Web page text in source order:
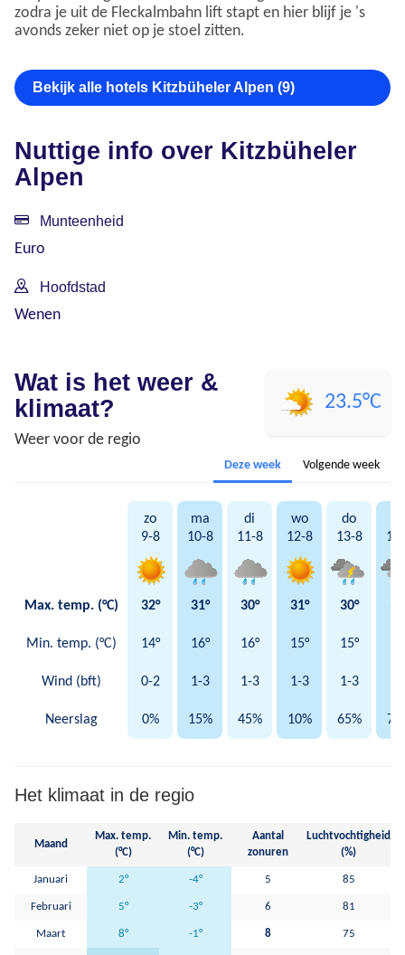
zodra je uit de Fleckalmbahn lift stapt en hier blijf je 's
avonds zeker niet op je stoel zitten.
Bekijk alle hotels Kitzbüheler Alpen (9)
Nuttige info over Kitzbüheler
Alpen
Munteenheid
Euro
Hoofdstad
Wenen
Wat is het weer &
klimaat?
Weer voor de regio
23.5°C
Deze week Volgende week
zo
9-8
ma
10-8
di
11-8
wo
12-8
do
13-8
Max. temp. (°C) 32° 31° 30° 31° 30°
Min. temp. (°C) 14° 16° 16° 15° 15°
Wind (bft) 0-2 1-3 1-3 1-3 1-3
Neerslag 0% 15% 45% 10% 65%
Het klimaat in de regio
Maand
Max. temp.
(°C)
Min. temp.
(°C)
Aantal
zonuren
Luchtvochtigheid
(%)
Januari 2° -4° 5 85
Februari 5° -3° 6 81
Maart 8° -1° 8 75